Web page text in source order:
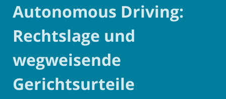
Autonomous Driving:
Rechtslage und
wegweisende
Gerichtsurteile